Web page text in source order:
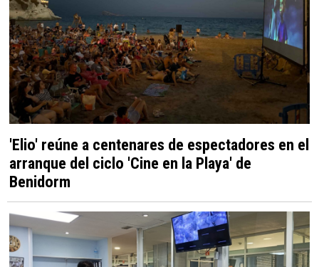
'Elio' reúne a centenares de espectadores en el
arranque del ciclo 'Cine en la Playa' de
Benidorm